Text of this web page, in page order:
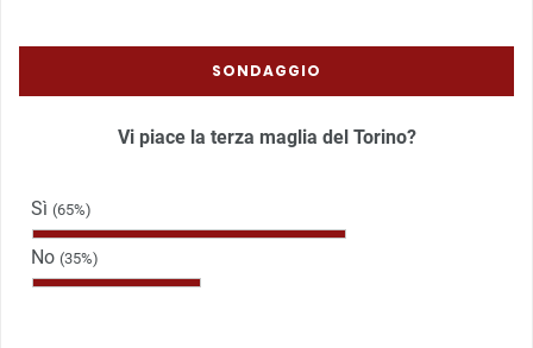
SONDAGGIO
Vi piace la terza maglia del Torino?
Sì (65%)
No (35%)